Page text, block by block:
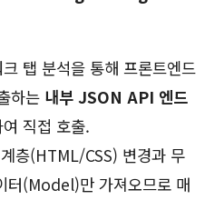
탭 분석을 통해 프론트엔드
하는 내부 JSON API 엔드
직접 호출.
층(HTML/CSS) 변경과 무
터(Model)만 가져오므로 매